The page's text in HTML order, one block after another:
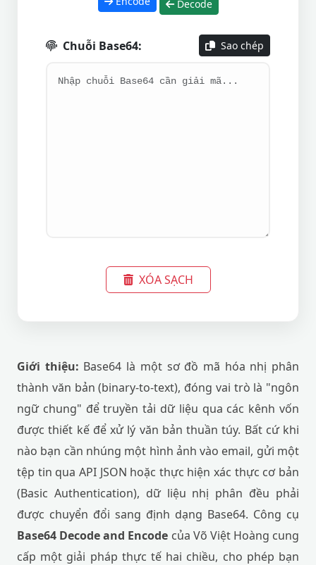
Decode
Chuỗi Base64: Sao chép
XÓA SẠCH
Giới thiệu: Base64 là một sơ đồ mã hóa nhị phân
thành văn bản (binary-to-text), đóng vai trò là "ngôn
ngữ chung" để truyền tải dữ liệu qua các kênh vốn
được thiết kế để xử lý văn bản thuần túy. Bất cứ khi
nào bạn cần nhúng một hình ảnh vào email, gửi một
tệp tin qua API JSON hoặc thực hiện xác thực cơ bản
(Basic Authentication), dữ liệu nhị phân đều phải
được chuyển đổi sang định dạng Base64. Công cụ
Base64 Decode and Encode của Võ Việt Hoàng cung
cấp một giải pháp thực tế hai chiều, cho phép bạn